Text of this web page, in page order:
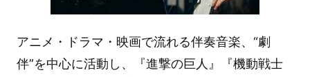
アニメ・ドラマ・映画で流れる伴奏音楽、“劇
伴”を中心に活動し、『進撃の巨人』『機動戦士